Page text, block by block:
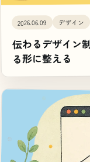
2026.06.09 デザイン
伝わるデザイン
る形に整える